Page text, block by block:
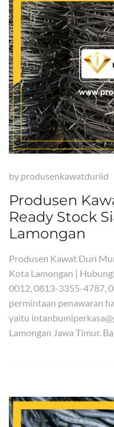
by produsenkawatduriid
Produsen
Ready Stock
Lamongan
Produsen Kawat Duri
Kota Lamongan |
0012, 0813-3355-4787,
permintaan penawaran
yaitu
Lamongan Jawa Timur.